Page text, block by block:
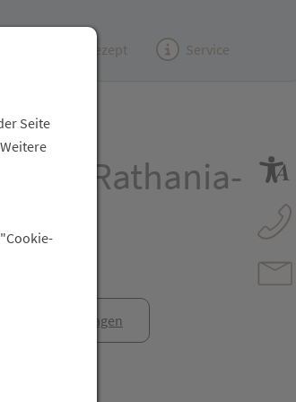
(e)Rezept Service
Rathania-
Rezept anfragen
Seite